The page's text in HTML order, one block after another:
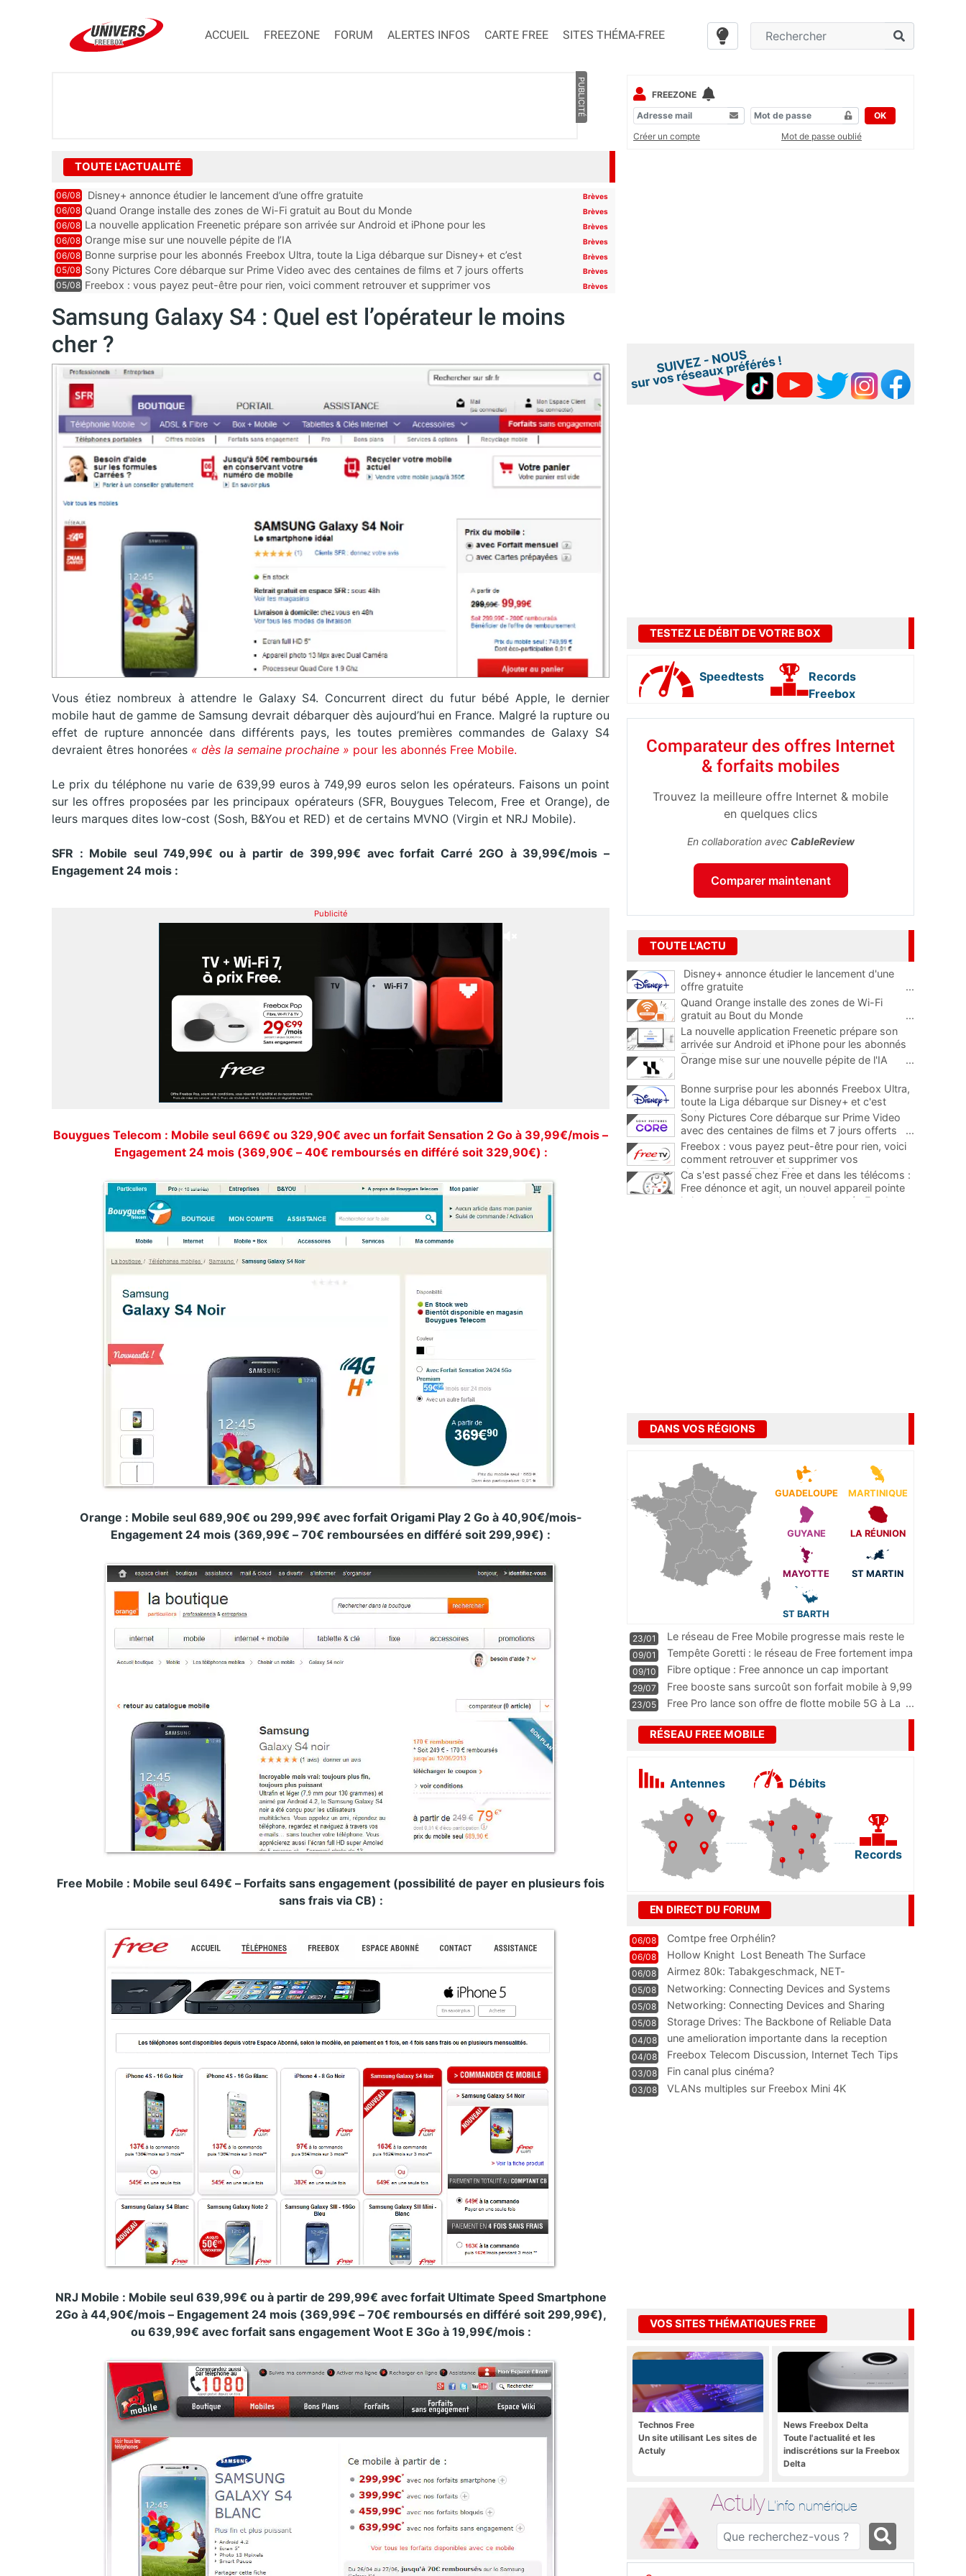
ACCUEIL FREEZONE FORUM ALERTES INFOS CARTE FREE SITES THÉMA-FREE
PUBLICITÉ
TOUTE L'ACTUALITÉ
06/08 Disney+ annonce étudier le lancement d’une offre gratuite Brèves
06/08 Quand Orange installe des zones de Wi-Fi gratuit au Bout du Monde Brèves
06/08 La nouvelle application Freenetic prépare son arrivée sur Android et iPhone pour les
abonnés Freebox, testez la
Brèves
06/08 Orange mise sur une nouvelle pépite de l’IA Brèves
06/08 Bonne surprise pour les abonnés Freebox Ultra, toute la Liga débarque sur Disney+ et c’est
inclus
Brèves
05/08 Sony Pictures Core débarque sur Prime Video avec des centaines de films et 7 jours offerts Brèves
05/08 Freebox : vous payez peut-être pour rien, voici comment retrouver et supprimer vos
Brèves
Samsung Galaxy S4 : Quel est l’opérateur le moins
cher ?
Vous étiez nombreux à attendre le Galaxy S4. Concurrent direct du futur bébé Apple, le dernier
mobile haut de gamme de Samsung devrait débarquer dès aujourd’hui en France. Malgré la rupture ou
effet de rupture annoncée dans différents pays, les toutes premières commandes de Galaxy S4
devraient êtres honorées « dès la semaine prochaine » pour les abonnés Free Mobile.
Le prix du téléphone nu varie de 639,99 euros à 749,99 euros selon les opérateurs. Faisons un point
sur les offres proposées par les principaux opérateurs (SFR, Bouygues Telecom, Free et Orange), de
leurs marques dites low-cost (Sosh, B&You et RED) et de certains MVNO (Virgin et NRJ Mobile).
SFR : Mobile seul 749,99€ ou à partir de 399,99€ avec forfait Carré 2GO à 39,99€/mois –
Engagement 24 mois :
Publicité
Bouygues Telecom : Mobile seul 669€ ou 329,90€ avec un forfait Sensation 2 Go à 39,99€/mois –
Engagement 24 mois (369,90€ – 40€ remboursés en différé soit 329,90€) :
Orange : Mobile seul 689,90€ ou 299,99€ avec forfait Origami Play 2 Go à 40,90€/mois-
Engagement 24 mois (369,99€ – 70€ remboursées en différé soit 299,99€) :
Free Mobile : Mobile seul 649€ – Forfaits sans engagement (possibilité de payer en plusieurs fois
sans frais via CB) :
NRJ Mobile : Mobile seul 639,99€ ou à partir de 299,99€ avec forfait Ultimate Speed Smartphone
2Go à 44,90€/mois – Engagement 24 mois (369,99€ – 70€ remboursés en différé soit 299,99€),
ou 639,99€ avec forfait sans engagement Woot E 3Go à 19,99€/mois :
FREEZONE
OK
Créer un compte
Mot de passe oublié
TESTEZ LE DÉBIT DE VOTRE BOX
Speedtests
Records
Freebox
Comparateur des offres Internet
& forfaits mobiles
Trouvez la meilleure offre Internet & mobile
en quelques clics
En collaboration avec CableReview
Comparer maintenant
TOUTE L'ACTU
Disney+ annonce étudier le lancement d'une
offre gratuite
...
Quand Orange installe des zones de Wi-Fi
gratuit au Bout du Monde
...
La nouvelle application Freenetic prépare son
arrivée sur Android et iPhone pour les abonnés
Freebox, testez la
Orange mise sur une nouvelle pépite de l'IA ...
Bonne surprise pour les abonnés Freebox Ultra,
toute la Liga débarque sur Disney+ et c'est
inclus
Sony Pictures Core débarque sur Prime Video
avec des centaines de films et 7 jours offerts
...
Freebox : vous payez peut-être pour rien, voici
comment retrouver et supprimer vos
abonnements TV oubliés
...
Ca s'est passé chez Free et dans les télécoms :
Free dénonce et agit, un nouvel appareil pointe
le bout de son nez chez des abonnés Freebox...
DANS VOS RÉGIONS
GUADELOUPE MARTINIQUE
GUYANE LA RÉUNION
MAYOTTE ST MARTIN
ST BARTH
23/01
Le réseau de Free Mobile progresse mais reste le
m
...
09/01
Tempête Goretti : le réseau de Free fortement impa
09/10
Fibre optique : Free annonce un cap important
pass
...
29/07
Free booste sans surcoût son forfait mobile à 9,99
23/05 Free Pro lance son offre de flotte mobile 5G à La ...
RÉSEAU FREE MOBILE
Antennes Débits
Records
EN DIRECT DU FORUM
06/08 Comtpe free Orphélin?
06/08 Hollow Knight  Lost Beneath The Surface
06/08
Airmez 80k: Tabakgeschmack, NET-
Technologie und Leistung im
05/08 Networking: Connecting Devices and Systems
05/08
Networking: Connecting Devices and Sharing
Information
05/08
Storage Drives: The Backbone of Reliable Data
Management
04/08
une amelioration importante dans la reception
WIFI
04/08
Freebox Telecom Discussion, Internet Tech Tips
Communi
03/08 Fin canal plus cinéma?
03/08 VLANs multiples sur Freebox Mini 4K
VOS SITES THÉMATIQUES FREE
Technos Free
Un site utilisant Les sites de
Actuly
News Freebox Delta
Toute l'actualité et les
indiscrétions sur la Freebox
Delta
Actuly L'info numérique